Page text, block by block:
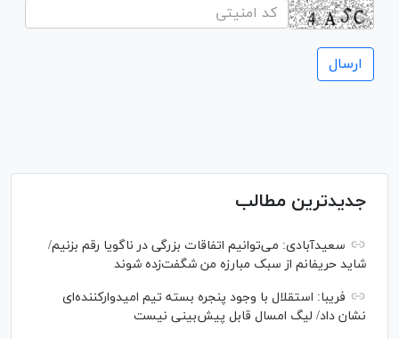
جدیدترین مطالب
سعیدآبادی: می‌توانیم اتفاقات بزرگی در ناگویا رقم بزنیم/
شاید حریفانم از سبک مبارزه من شگفت‌زده شوند
فریبا: استقلال با وجود پنجره بسته تیم امیدوارکننده‌ای
نشان داد/ لیگ امسال قابل پیش‌بینی نیست